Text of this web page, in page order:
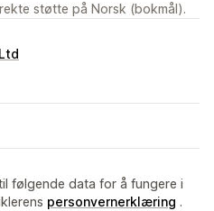
støtte på Norsk (bokmål).
følgende data for å fungere i
personvernerklæring .